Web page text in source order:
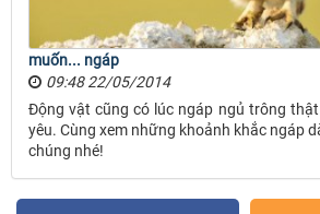
muốn... ngáp
09:48 22/05/2014
Động vật cũng có lúc ngáp ngủ trông
yêu. Cùng xem những khoảnh khắc ngáp
chúng nhé!